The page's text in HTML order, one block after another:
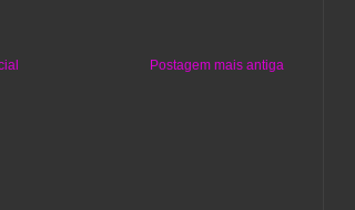
Postagem mais antiga